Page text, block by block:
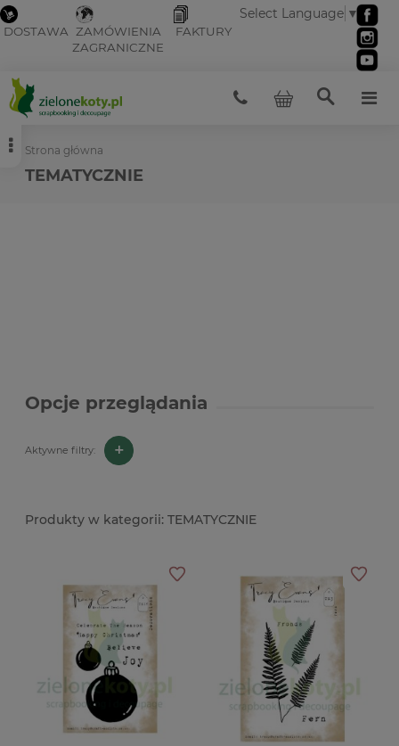
DOSTAWA ZAMÓWIENIA
ZAGRANICZNE
FAKTURY
Select Language ▼
Strona główna
TEMATYCZNIE
Opcje przeglądania
Aktywne filtry: +
TEMATYCZNIE